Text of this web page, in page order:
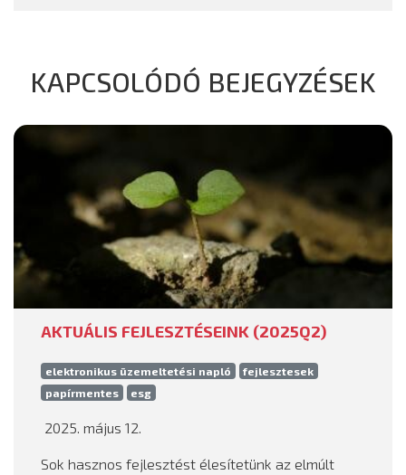
KAPCSOLÓDÓ BEJEGYZÉSEK
AKTUÁLIS FEJLESZTÉSEINK (2025Q2)
elektronikus üzemeltetési napló
fejlesztesek
papírmentes
esg
2025. május 12.
Sok hasznos fejlesztést élesítetünk az elmúlt